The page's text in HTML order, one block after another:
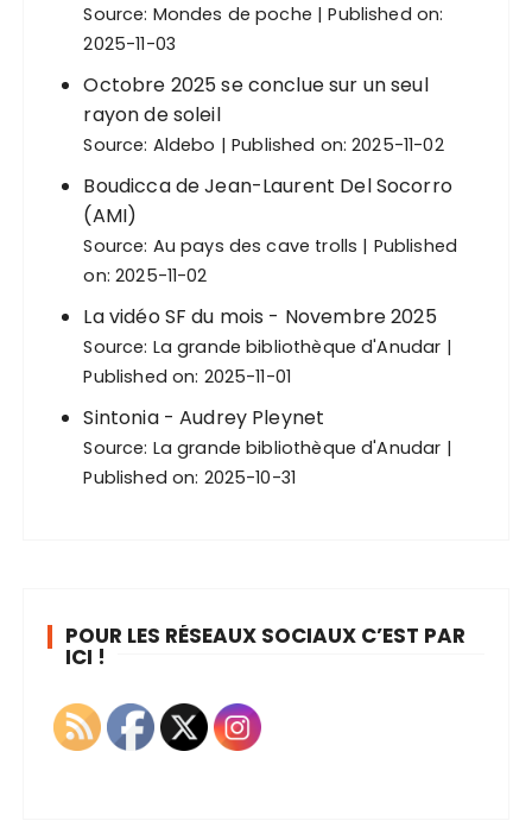
Source: Mondes de poche
Published on:
2025-11-03
Octobre 2025 se conclue sur un seul
rayon de soleil
Source: Aldebo Published on: 2025-11-02
Boudicca de Jean-Laurent Del Socorro
(AMI)
Source: Au pays des cave trolls
Published
on: 2025-11-02
La vidéo SF du mois - Novembre 2025
Source: La grande bibliothèque d'Anudar
Published on: 2025-11-01
Sintonia - Audrey Pleynet
Source: La grande bibliothèque d'Anudar
Published on: 2025-10-31
POUR LES RÉSEAUX SOCIAUX C’EST PAR
ICI !